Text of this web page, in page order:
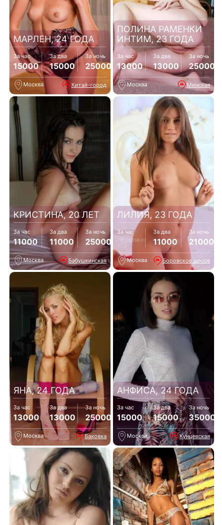
МАРЛЕН, 24 ГОДА
За час
15000
За два
15000
За ночь
25000
Москва Китай-город
ПОЛИНА РАМЕНКИ
ИНТИМ, 23 ГОДА
За час
13000
За два
13000
За ночь
25000
Москва Минская
КРИСТИНА, 20 ЛЕТ
За час
11000
За два
11000
За ночь
25000
Москва Бабушкинская
ЛИЛИЯ, 23 ГОДА
За час
Не указано
За два
11000
За ночь
21000
Москва Боровское шоссе
ЯНА, 24 ГОДА
За час
13000
За два
13000
За ночь
25000
Москва Баковка
АНФИСА, 24 ГОДА
За час
15000
За два
15000
За ночь
35000
Москва Кунцевская